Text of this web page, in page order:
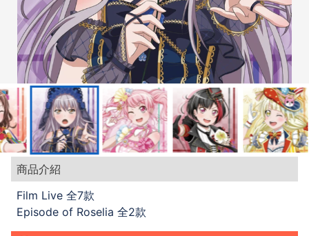
商品介紹
Film Live 全7款
Episode of Roselia 全2款